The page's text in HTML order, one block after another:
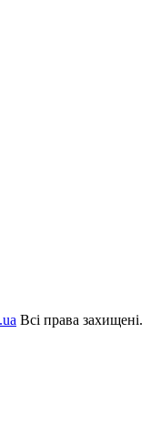
Всі права захищені.